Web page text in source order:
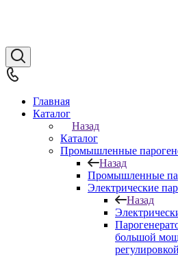
Главная
Каталог
Назад
Каталог
Промышленные
Назад
Промышленные
Электрические
Назад
большой
регулировкой